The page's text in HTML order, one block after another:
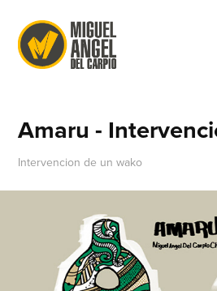
Amaru -
Intervencion de un wako